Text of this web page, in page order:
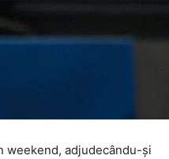
weekend, adjudecându-și